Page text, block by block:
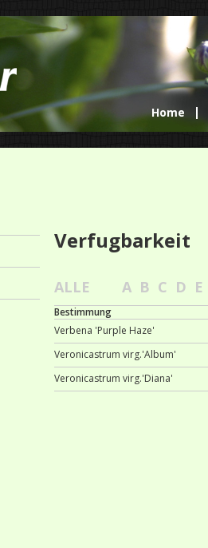
Home
Verfugbarkeit
ALLE A B C D E
Bestimmung
Verbena 'Purple Haze'
Veronicastrum virg.'Album'
Veronicastrum virg.'Diana'